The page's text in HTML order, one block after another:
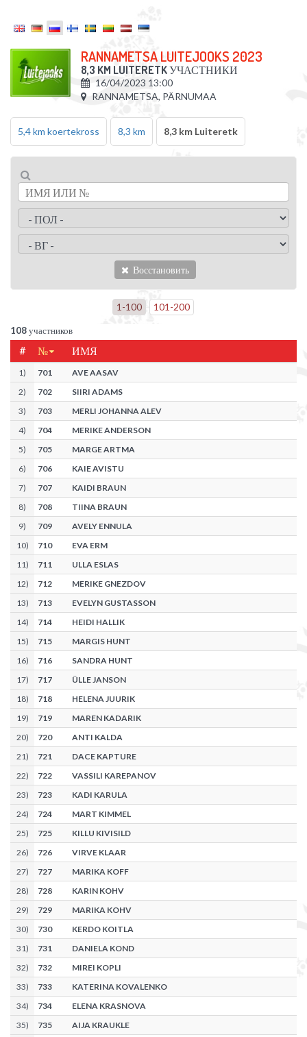
RANNAMETSA LUITEJOOKS 2023
8,3 KM LUITERETKУЧАСТНИКИ
16/04/2023 13:00
RANNAMETSA, PÄRNUMAA
5,4 km koertekross 8,3 km 8,3 km Luiteretk
Восстановить
1-100 101-200
108участников
# № ИМЯ
1) 701
AVE AASAV
2) 702
SIIRI ADAMS
3) 703
MERLI JOHANNA ALEV
4) 704
MERIKE ANDERSON
5) 705
MARGE ARTMA
6) 706
KAIE AVISTU
7) 707
KAIDI BRAUN
8) 708
TIINA BRAUN
9) 709
AVELY ENNULA
10) 710
EVA ERM
11) 711
ULLA ESLAS
12) 712
MERIKE GNEZDOV
13) 713
EVELYN GUSTASSON
14) 714
HEIDI HALLIK
15) 715
MARGIS HUNT
16) 716
SANDRA HUNT
17) 717
ÜLLE JANSON
18) 718
HELENA JUURIK
19) 719
MAREN KADARIK
20) 720
ANTI KALDA
21) 721
DACE KAPTURE
22) 722
VASSILI KAREPANOV
23) 723
KADI KARULA
24) 724
MART KIMMEL
25) 725
KILLU KIVISILD
26) 726
VIRVE KLAAR
27) 727
MARIKA KOFF
28) 728
KARIN KOHV
29) 729
MARIKA KOHV
30) 730
KERDO KOITLA
31) 731
DANIELA KOND
32) 732
MIREI KOPLI
33) 733
KATERINA KOVALENKO
34) 734
ELENA KRASNOVA
35) 735
AIJA KRAUKLE